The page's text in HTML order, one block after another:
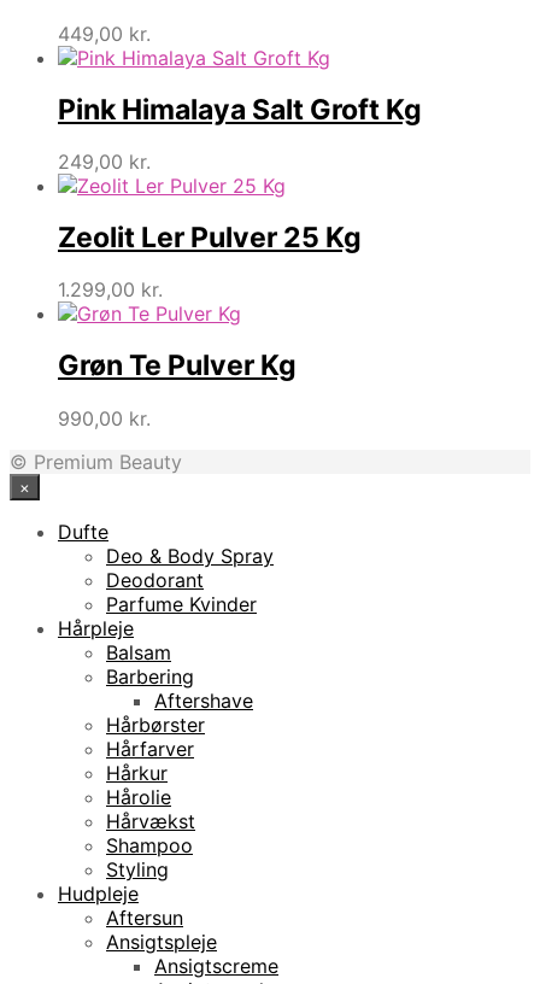
449,00 kr.
Pink Himalaya Salt Groft Kg
249,00 kr.
Zeolit Ler Pulver 25 Kg
1.299,00 kr.
Grøn Te Pulver Kg
990,00 kr.
© Premium Beauty
×
Dufte
Deo & Body Spray
Deodorant
Parfume Kvinder
Hårpleje
Balsam
Barbering
Aftershave
Hårbørster
Hårfarver
Hårkur
Hårolie
Hårvækst
Shampoo
Styling
Hudpleje
Aftersun
Ansigtspleje
Ansigtscreme